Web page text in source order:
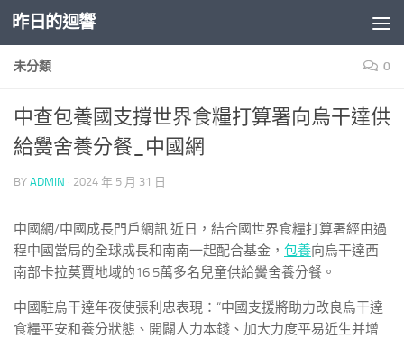
Skip to content
昨日的迴響
未分類 0
中查包養國支撐世界食糧打算署向烏干達供
給黌舍養分餐_中國網
BY ADMIN · 2024 年 5 月 31 日
中國網/中國成長門戶網訊 近日，結合國世界食糧打算署經由過
程中國當局的全球成長和南南一起配合基金， 包養向烏干達西
南部卡拉莫賈地域的16.5萬多名兒童供給黌舍養分餐。
中國駐烏干達年夜使張利忠表現：“中國支援將助力改良烏干達
食糧平安和養分狀態、開闢人力本錢、加大力度平易近生并增